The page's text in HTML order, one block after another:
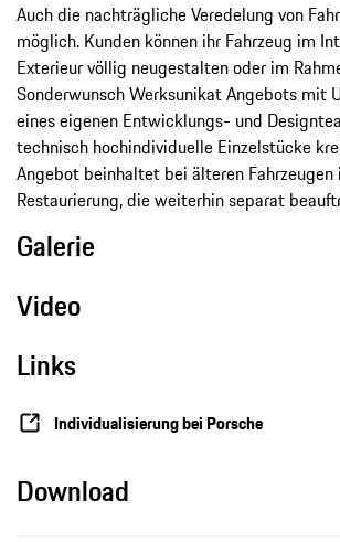
Auch die nachträgliche Veredelung von
möglich. Kunden können ihr Fahrzeug im
Exterieur völlig neugestalten oder im
Sonderwunsch Werksunikat Angebots mit
eines eigenen Entwicklungs- und
technisch hochindividuelle Einzelstücke
Angebot beinhaltet bei älteren Fahrzeugen
Restaurierung, die weiterhin separat
Galerie
Video
Links
Individualisierung bei Porsche
Download